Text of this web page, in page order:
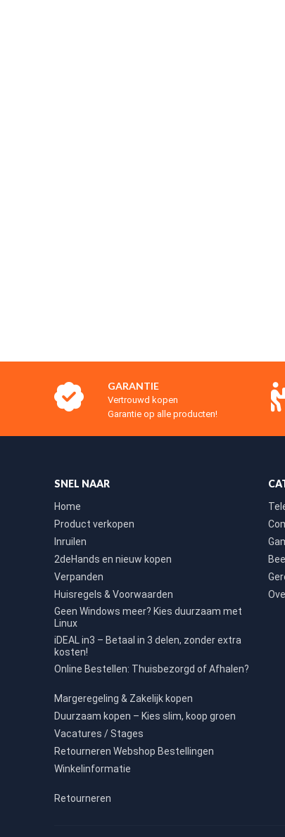
GARANTIE
Vertrouwd kopen
Garantie op alle producten!
SNEL NAAR
Home
Product verkopen
Inruilen
2deHands en nieuw kopen
Verpanden
Huisregels & Voorwaarden
Geen Windows meer? Kies duurzaam met
Linux
iDEAL in3 – Betaal in 3 delen, zonder extra
kosten!
Online Bestellen: Thuisbezorgd of Afhalen?
Margeregeling & Zakelijk kopen
Duurzaam kopen – Kies slim, koop groen
Vacatures / Stages
Retourneren Webshop Bestellingen
Winkelinformatie
Retourneren